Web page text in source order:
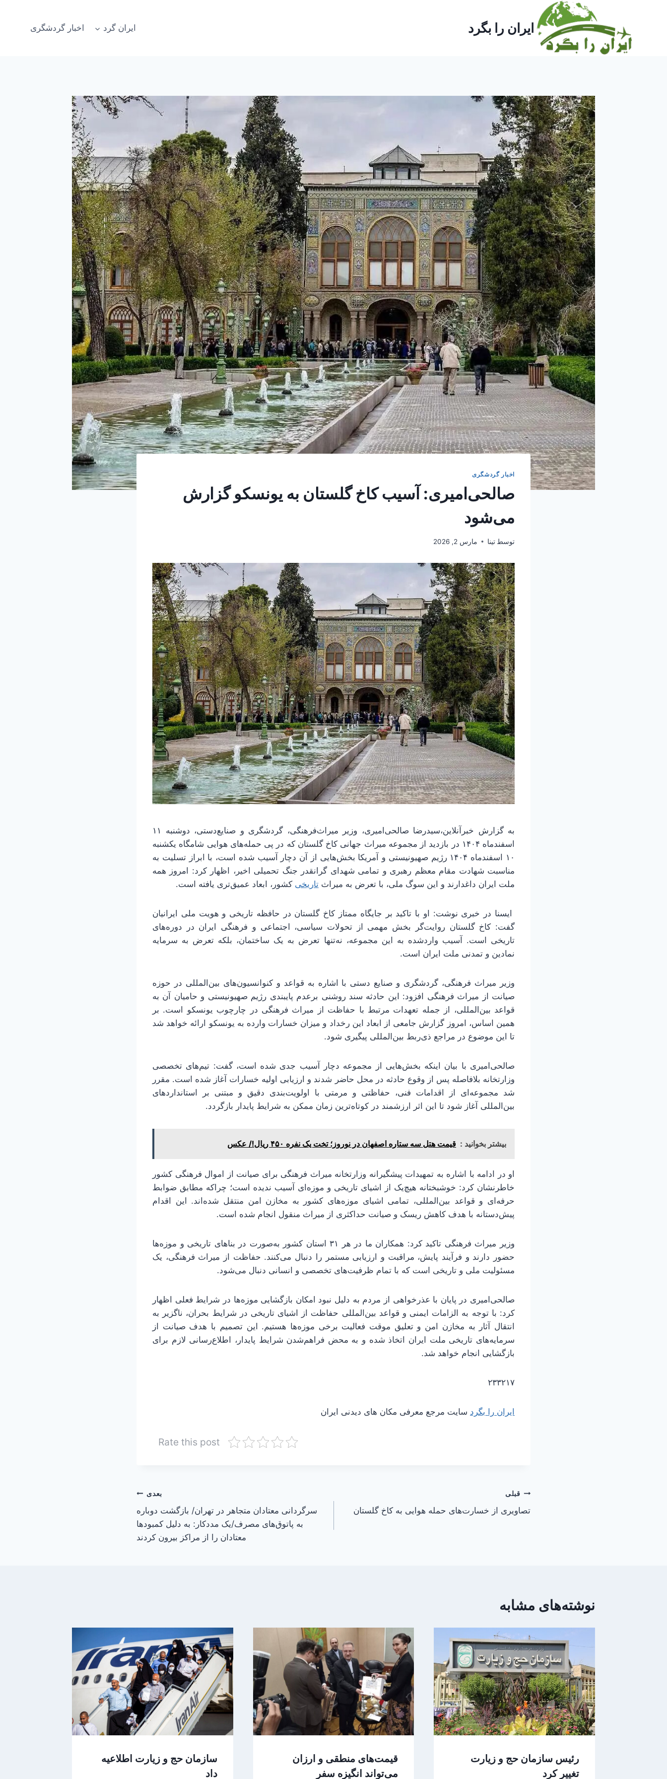
ایران را بگرد ایران گرد اخبار گردشگری
اخبار گردشگری
صالحی‌امیری: آسیب کاخ گلستان به یونسکو گزارش
می‌شود
توسط تینا مارس 2, 2026
به گزارش خبرآنلاین،سیدرضا صالحی‌امیری، وزیر میراث‌فرهنگی، گردشگری و صنایع‌دستی، دوشنبه ۱۱
اسفندماه ۱۴۰۴ در بازدید از مجموعه میراث جهانی کاخ گلستان که در پی حمله‌های هوایی شامگاه یکشنبه
۱۰ اسفندماه ۱۴۰۴ رژیم صهیونیستی و آمریکا بخش‌هایی از آن دچار آسیب شده است، با ابراز تسلیت به
مناسبت شهادت مقام معظم رهبری و تمامی شهدای گرانقدر جنگ تحمیلی اخیر، اظهار کرد: امروز همه
ملت ایران داغدارند و این سوگ ملی، با تعرض به میراث تاریخی کشور، ابعاد عمیق‌تری یافته است.
ایسنا در خبری نوشت: او با تاکید بر جایگاه ممتاز کاخ گلستان در حافظه تاریخی و هویت ملی ایرانیان
گفت: کاخ گلستان روایت‌گر بخش مهمی از تحولات سیاسی، اجتماعی و فرهنگی ایران در دوره‌های
تاریخی است. آسیب واردشده به این مجموعه، نه‌تنها تعرض به یک ساختمان، بلکه تعرض به سرمایه
نمادین و تمدنی ملت ایران است.
وزیر میراث فرهنگی، گردشگری و صنایع دستی با اشاره به قواعد و کنوانسیون‌های بین‌المللی در حوزه
صیانت از میراث فرهنگی افزود: این حادثه سند روشنی برعدم پایبندی رژیم صهیونیستی و حامیان آن به
قواعد بین‌المللی، از جمله تعهدات مرتبط با حفاظت از میراث فرهنگی در چارچوب یونسکو است. بر
همین اساس، امروز گزارش جامعی از ابعاد این رخداد و میزان خسارات وارده به یونسکو ارائه خواهد شد
تا این موضوع در مراجع ذی‌ربط بین‌المللی پیگیری شود.
صالحی‌امیری با بیان اینکه بخش‌هایی از مجموعه دچار آسیب جدی شده است، گفت: تیم‌های تخصصی
وزارتخانه بلافاصله پس از وقوع حادثه در محل حاضر شدند و ارزیابی اولیه خسارات آغاز شده است. مقرر
شد مجموعه‌ای از اقدامات فنی، حفاظتی و مرمتی با اولویت‌بندی دقیق و مبتنی بر استانداردهای
بین‌المللی آغاز شود تا این اثر ارزشمند در کوتاه‌ترین زمان ممکن به شرایط پایدار بازگردد.
بیشتر بخوانید : قیمت هتل سه ستاره اصفهان در نوروز؛ تخت یک نفره ۴۵۰ ریال!/ عکس
او در ادامه با اشاره به تمهیدات پیشگیرانه وزارتخانه میراث فرهنگی برای صیانت از اموال فرهنگی کشور
خاطرنشان کرد: خوشبختانه هیچ‌یک از اشیای تاریخی و موزه‌ای آسیب ندیده است؛ چراکه مطابق ضوابط
حرفه‌ای و قواعد بین‌المللی، تمامی اشیای موزه‌های کشور به مخازن امن منتقل شده‌اند. این اقدام
پیش‌دستانه با هدف کاهش ریسک و صیانت حداکثری از میراث منقول انجام شده است.
وزیر میراث فرهنگی تاکید کرد: همکاران ما در هر ۳۱ استان کشور به‌صورت در بناهای تاریخی و موزه‌ها
حضور دارند و فرآیند پایش، مراقبت و ارزیابی مستمر را دنبال می‌کنند. حفاظت از میراث فرهنگی، یک
مسئولیت ملی و تاریخی است که با تمام ظرفیت‌های تخصصی و انسانی دنبال می‌شود.
صالحی‌امیری در پایان با عذرخواهی از مردم به دلیل نبود امکان بازگشایی موزه‌ها در شرایط فعلی اظهار
کرد: با توجه به الزامات ایمنی و قواعد بین‌المللی حفاظت از اشیای تاریخی در شرایط بحران، ناگزیر به
انتقال آثار به مخازن امن و تعلیق موقت فعالیت برخی موزه‌ها هستیم. این تصمیم با هدف صیانت از
سرمایه‌های تاریخی ملت ایران اتخاذ شده و به محض فراهم‌شدن شرایط پایدار، اطلاع‌رسانی لازم برای
بازگشایی انجام خواهد شد.
۲۳۳۲۱۷
ایران را بگرد سایت مرجع معرفی مکان های دیدنی ایران
Rate this post
راهبری
نوشته
قبلی
تصاویری از خسارت‌های حمله هوایی به کاخ گلستان
بعدی
سرگردانی معتادان متجاهر در تهران/ بازگشت دوباره
به پاتوق‌های مصرف/یک مددکار: به دلیل کمبودها
معتادان را از مراکز بیرون کردند
نوشته‌های مشابه
رئیس سازمان حج و زیارت
تغییر کرد
قیمت‌های منطقی و ارزان
می‌تواند انگیزه سفر
سازمان حج و زیارت اطلاعیه
داد